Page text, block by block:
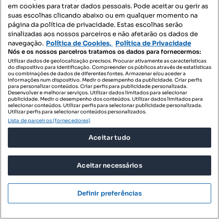
Preço por metro quadrado
4630 m²
ERA Marco de Canaveses / Baião
Profissional
em cookies para tratar dados pessoais. Pode aceitar ou gerir as
suas escolhas clicando abaixo ou em qualquer momento na
página da política de privacidade. Estas escolhas serão
sinalizadas aos nossos parceiros e não afetarão os dados de
navegação. Política de Cookies, Política de Privacidade
Nós e os nossos parceiros tratamos os dados para fornecermos:
Utilizar dados de geolocalização precisos. Procurar ativamente as características
do dispositivo para identificação. Compreender os públicos através de estatísticas
ou combinações de dados de diferentes fontes. Armazenar e/ou aceder a
informações num dispositivo. Medir o desempenho da publicidade. Criar perfis
para personalizar conteúdos. Criar perfis para publicidade personalizada.
Desenvolver e melhorar serviços. Utilizar dados limitados para selecionar
publicidade. Medir o desempenho dos conteúdos. Utilizar dados limitados para
selecionar conteúdos. Utilizar perfis para selecionar publicidade personalizada.
Utilizar perfis para selecionar conteúdos personalizados.
Lista de parceiros (fornecedores)
Aceitar tudo
Aceitar necessários
Definir preferências